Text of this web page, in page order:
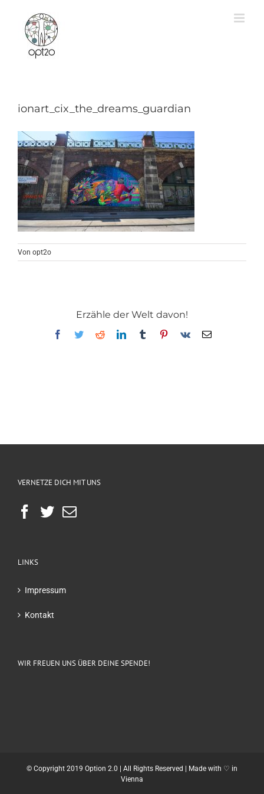
springen
ionart_cix_the_dreams_guardian
Von opt2o
Erzähle der Welt davon!
Facebook
TwitterRedditLinkedInTumblrPinterest
Vk
E-
VERNETZE DICH MIT UNS
LINKS
Impressum
Kontakt
WIR FREUEN UNS ÜBER DEINE SPENDE!
© Copyright 2019 Option 2.0 | All Rights Reserved | Made with ♡ in
Vienna